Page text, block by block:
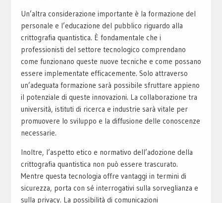
Un’altra considerazione importante è la formazione del
personale e l’educazione del pubblico riguardo alla
crittografia quantistica. È fondamentale che i
professionisti del settore tecnologico comprendano
come funzionano queste nuove tecniche e come possano
essere implementate efficacemente. Solo attraverso
un’adeguata formazione sarà possibile sfruttare appieno
il potenziale di queste innovazioni. La collaborazione tra
università, istituti di ricerca e industrie sarà vitale per
promuovere lo sviluppo e la diffusione delle conoscenze
necessarie.
Inoltre, l’aspetto etico e normativo dell’adozione della
crittografia quantistica non può essere trascurato.
Mentre questa tecnologia offre vantaggi in termini di
sicurezza, porta con sé interrogativi sulla sorveglianza e
sulla privacy. La possibilità di comunicazioni